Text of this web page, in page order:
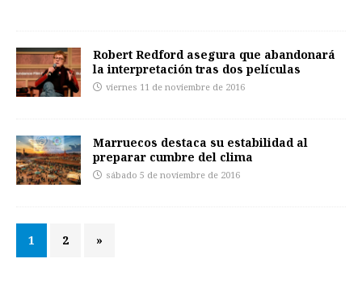
Robert Redford asegura que abandonará
la interpretación tras dos películas
viernes 11 de noviembre de 2016
Marruecos destaca su estabilidad al
preparar cumbre del clima
sábado 5 de noviembre de 2016
1 2 »